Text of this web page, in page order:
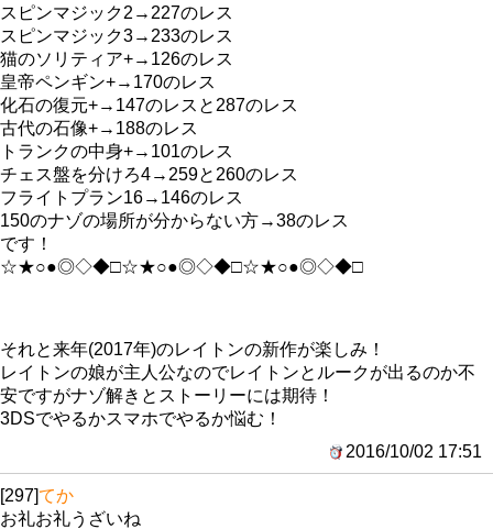
スピンマジック2→227のレス
スピンマジック3→233のレス
猫のソリティア+→126のレス
皇帝ペンギン+→170のレス
化石の復元+→147のレスと287のレス
古代の石像+→188のレス
トランクの中身+→101のレス
チェス盤を分けろ4→259と260のレス
フライトプラン16→146のレス
150のナゾの場所が分からない方→38のレス
です！
☆★○●◎◇◆□☆★○●◎◇◆□☆★○●◎◇◆□
それと来年(2017年)のレイトンの新作が楽しみ！
レイトンの娘が主人公なのでレイトンとルークが出るのか不
安ですがナゾ解きとストーリーには期待！
3DSでやるかスマホでやるか悩む！
2016/10/02 17:51
[297]てか
お礼お礼うざいね